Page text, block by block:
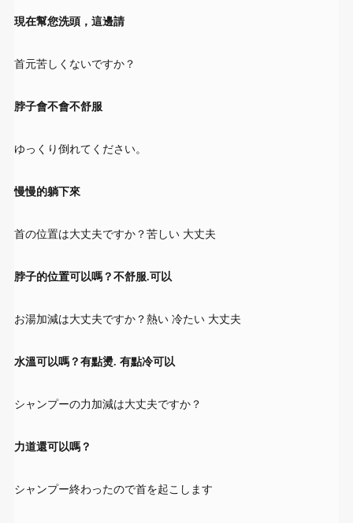
現在幫您洗頭，這邊請
首元苦しくないですか？
脖子會不會不舒服
ゆっくり倒れてください。
慢慢的躺下來
首の位置は大丈夫ですか？苦しい 大丈夫
脖子的位置可以嗎？不舒服.可以
お湯加減は大丈夫ですか？熱い 冷たい 大丈夫
水溫可以嗎？有點燙. 有點冷可以
シャンプーの力加減は大丈夫ですか？
力道還可以嗎？
シャンプー終わったので首を起こします